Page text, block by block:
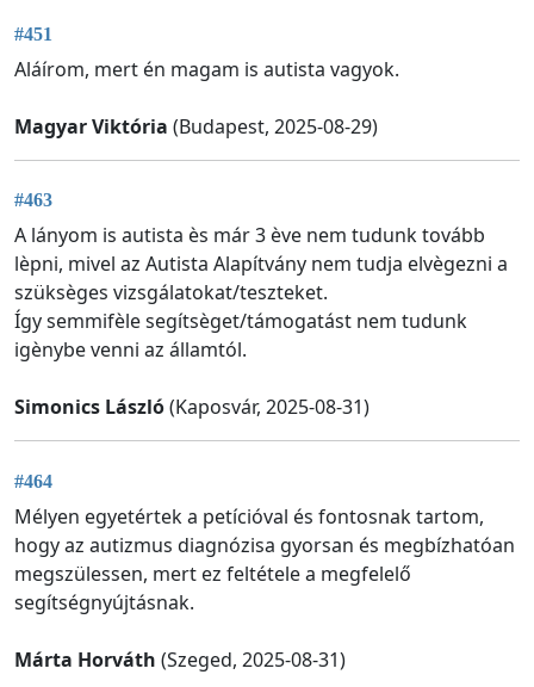
#451
Aláírom, mert én magam is autista vagyok.
Magyar Viktória (Budapest, 2025-08-29)
#463
A lányom is autista ès már 3 ève nem tudunk tovább
lèpni, mivel az Autista Alapítvány nem tudja elvègezni a
szüksèges vizsgálatokat/teszteket.
Így semmifèle segítsèget/támogatást nem tudunk
igènybe venni az államtól.
Simonics László(Kaposvár, 2025-08-31)
#464
Mélyen egyetértek a petícióval és fontosnak tartom,
hogy az autizmus diagnózisa gyorsan és megbízhatóan
megszülessen, mert ez feltétele a megfelelő
segítségnyújtásnak.
Márta Horváth (Szeged, 2025-08-31)